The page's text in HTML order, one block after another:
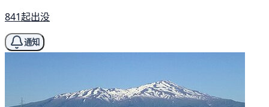
841起出没
通知